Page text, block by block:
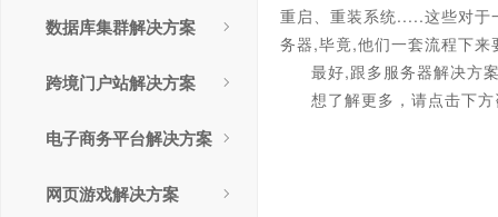
数据库集群解决方案
跨境门户站解决方案
电子商务平台解决方案
网页游戏解决方案
重启、重装系统.....这些对于
务器,毕竟,他们一套流程下
最好,跟多服务器解决方
想了解更多，请点击下